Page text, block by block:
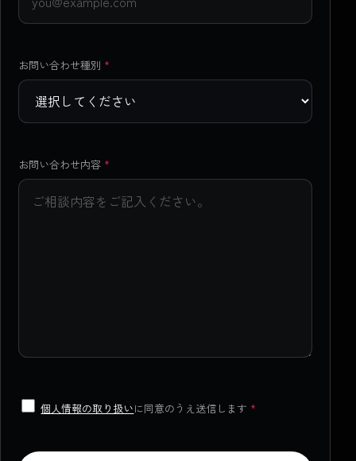
お問い合わせ種別 *
お問い合わせ内容 *
個人情報の取り扱いに同意のうえ送信します *